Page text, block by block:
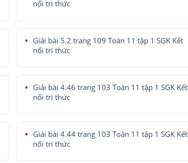
nối tri thức
Giải bài 5.2 trang 109 Toán 11 tập 1 SGK Kết
nối tri thức
Giải bài 4.46 trang 103 Toán 11 tập 1 SGK Kết
nối tri thức
Giải bài 4.44 trang 103 Toán 11 tập 1 SGK Kết
nối tri thức